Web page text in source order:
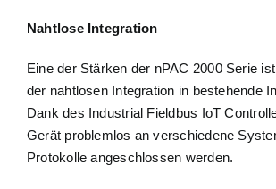
Nahtlose Integration
Eine der Stärken der nPAC 2000 Serie
der nahtlosen Integration in bestehende
Dank des Industrial Fieldbus IoT
Gerät problemlos an verschiedene
Protokolle angeschlossen werden.